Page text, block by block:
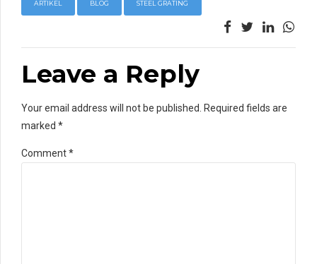
ARTIKEL BLOG STEEL GRATING
Leave a Reply
Your email address will not be published. Required fields are
marked *
Comment*